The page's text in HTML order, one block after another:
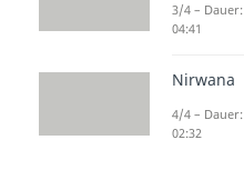
3/4 – Dauer:
04:41
Nirwana
4/4 – Dauer:
02:32